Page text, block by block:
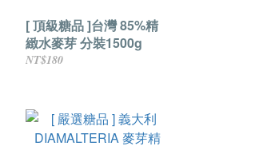
[ 頂級糖品 ]台灣 85%精
緻水麥芽 分裝1500g
NT$180